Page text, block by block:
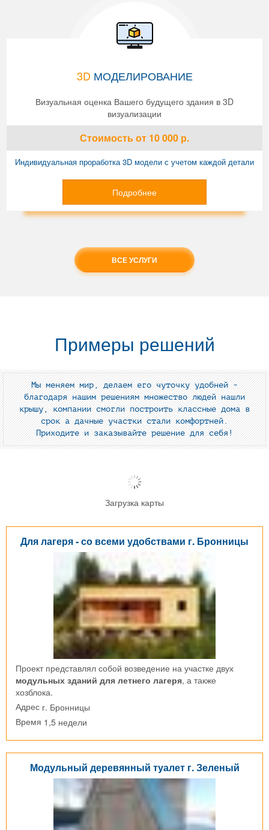
3D МОДЕЛИРОВАНИЕ
Визуальная оценка Вашего будущего здания в 3D
визуализации
Стоимостьот 10 000 р.
Индивидуальная проработка 3D модели с учетом каждой детали
Подробнее
ВСЕ УСЛУГИ
Примеры решений
Мы меняем мир, делаем его чуточку удобней -
благодаря нашим решениям множество людей нашли
крышу, компании смогли построить классные дома в
срок а дачные участки стали комфортней.
Приходите и заказывайте решение для себя!
Загрузка карты
Для лагеря - со всеми удобствами г. Бронницы
Проект представлял собой возведение на участке двух
модульных зданий для летнего лагеря, а также
хозблока.
Адрес г. Бронницы
Время 1,5 недели
Модульный деревянный туалет г. Зеленый